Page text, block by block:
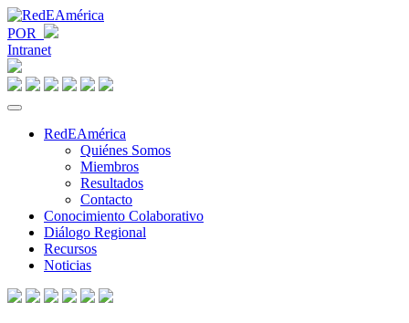
POR
Intranet
RedEAmérica
Quiénes Somos
Miembros
Resultados
Contacto
Conocimiento Colaborativo
Diálogo Regional
Recursos
Noticias